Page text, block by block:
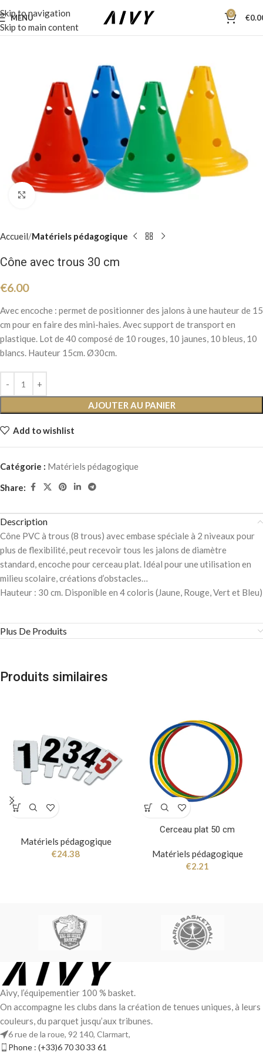
Skip to navigation
Skip to main content
MENU 0 €
Click to enlarge
Accueil Matériels pédagogique
Cône avec trous 30 cm
€6.00
Avec encoche : permet de positionner des jalons à une hauteur de 15
cm pour en faire des mini-haies. Avec support de transport en
plastique. Lot de 40 composé de 10 rouges, 10 jaunes, 10 bleus, 10
blancs. Hauteur 15cm. Ø30cm.
AJOUTER AU PANIER
Add to wishlist
Catégorie : Matériels pédagogique
Share:
Description
Cône PVC à trous (8 trous) avec embase spéciale à 2 niveaux pour
plus de flexibilité, peut recevoir tous les jalons de diamètre
standard, encoche pour cerceau plat. Idéal pour une utilisation en
milieu scolaire, créations d’obstacles…
Hauteur : 30 cm. Disponible en 4 coloris (Jaune, Rouge, Vert et Bleu)
Plus De Produits
Produits similaires
Matériels pédagogique
€24.38
Cerceau plat 50 cm
Matériels pédagogique
€2.21
Aivy, l’équipementier 100 % basket.
On accompagne les clubs dans la création de tenues uniques, à leurs
couleurs, du parquet jusqu’aux tribunes.
6 rue de la roue, 92 140, Clarmart,
Phone : (+33)6 70 30 33 61